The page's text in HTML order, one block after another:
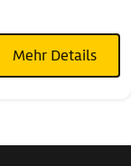
Mehr Details